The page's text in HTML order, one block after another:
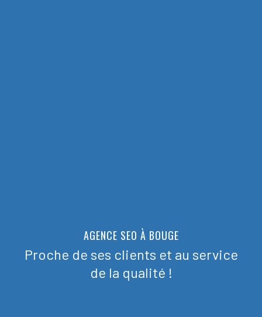
AGENCE SEO À BOUGE
Proche de ses clients et au service
de la qualité !